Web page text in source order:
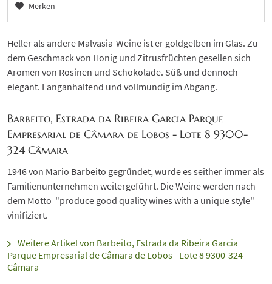
Merken
Heller als andere Malvasia-Weine ist er goldgelben im Glas. Zu
dem Geschmack von Honig und Zitrusfrüchten gesellen sich
Aromen von Rosinen und Schokolade. Süß und dennoch
elegant. Langanhaltend und vollmundig im Abgang.
Barbeito, Estrada da Ribeira Garcia Parque
Empresarial de Câmara de Lobos - Lote 8 9300-
324 Câmara
1946 von Mario Barbeito gegründet, wurde es seither immer als
Familienunternehmen weitergeführt. Die Weine werden nach
dem Motto "produce good quality wines with a unique style"
vinifiziert.
Weitere Artikel von Barbeito, Estrada da Ribeira Garcia
Parque Empresarial de Câmara de Lobos - Lote 8 9300-324
Câmara